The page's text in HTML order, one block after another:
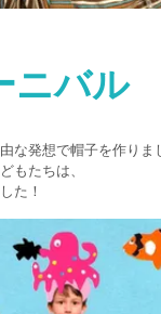
ニバル
な発想で帽子を作りま
もたちは、
た！